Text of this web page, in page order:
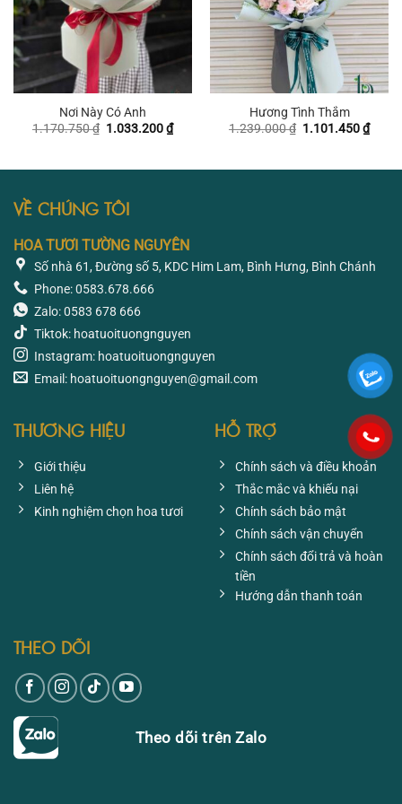
Nơi Này Có Anh
1.170.750₫ Giá
1.033.200₫Giá
hiện
1.033.200 ₫.
Hương Tình Thắm
1.239.000₫ Giá
1.101.450₫Giá
hiện
VỀ CHÚNG TÔI
HOA TƯƠI TƯỜNG NGUYÊN
Số nhà 61, Đường số 5, KDC Him Lam, Bình Hưng, Bình Chánh
Phone: 0583.678.666
Zalo: 0583 678 666
Tiktok: hoatuoituongnguyen
Instagram: hoatuoituongnguyen
Email: hoatuoituongnguyen@gmail.com
THƯƠNG HIỆU
Giới thiệu
Liên hệ
Kinh nghiệm chọn hoa tươi
HỖ TRỢ
Chính sách và điều khoản
Thắc mắc và khiếu nại
Chính sách bảo mật
Chính sách vận chuyển
Chính sách đổi trả và hoàn
tiền
Hướng dẫn thanh toán
THEO DÕI
Theo dõi trên Zalo